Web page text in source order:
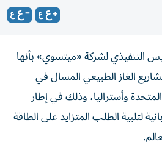
التنفيذي لشركة «ميتسوي» بأنها
الغاز الطبيعي المسال في
وأستراليا، وذلك في إطار
لتلبية الطلب المتزايد على الطاقة